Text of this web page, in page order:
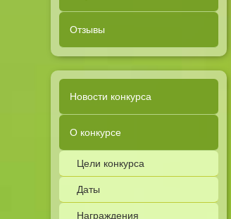
Отзывы
Новости конкурса
О конкурсе
Цели конкурса
Даты
Награждения